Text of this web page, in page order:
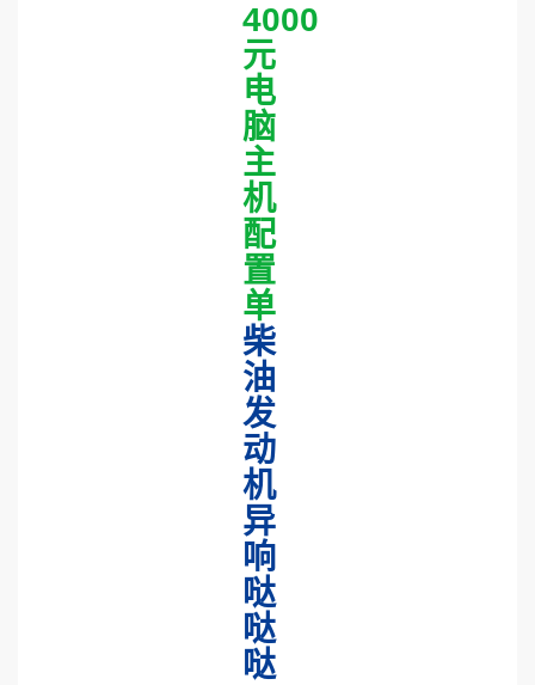
4000
元
电
脑
主
机
配
置
单
柴
油
发
动
机
异
响
哒
哒
哒